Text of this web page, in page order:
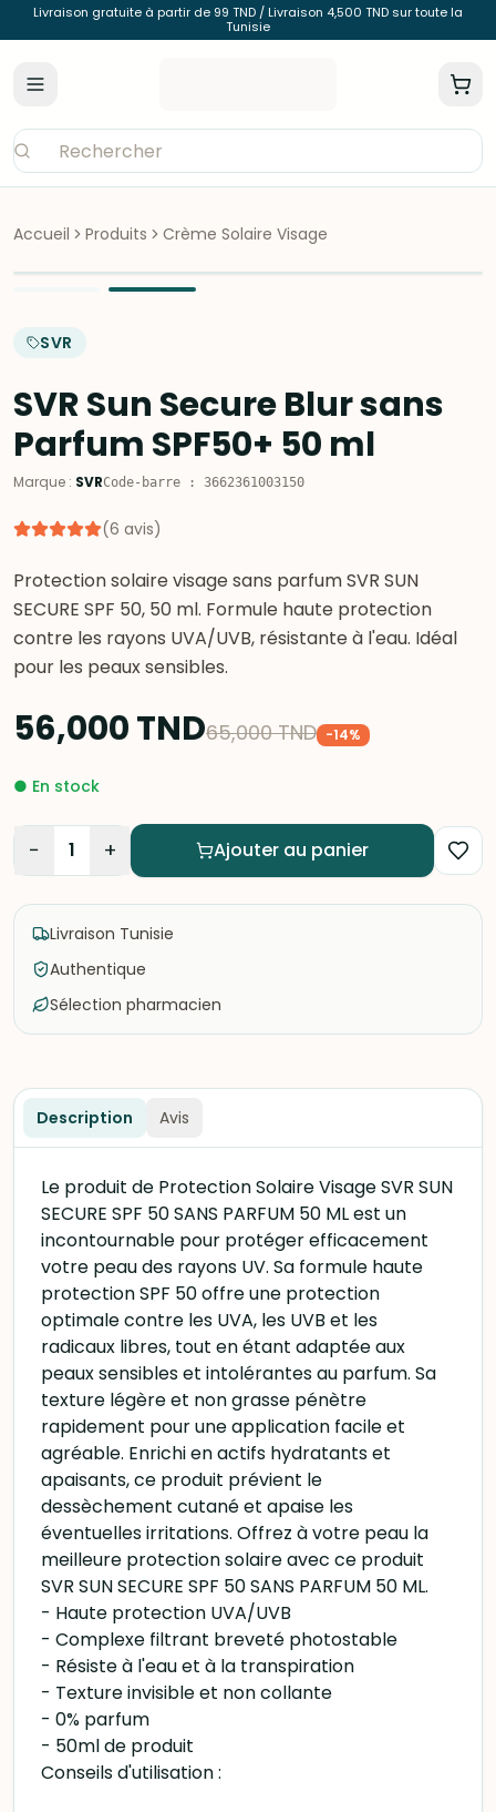
Livraison gratuite à partir de 99 TND / Livraison 4,500 TND sur toute la
Tunisie
Accueil Produits Crème Solaire Visage
SVR
SVR Sun Secure Blur sans
Parfum SPF50+ 50 ml
Marque : SVRCode-barre : 3662361003150
(6 avis)
Protection solaire visage sans parfum SVR SUN
SECURE SPF 50, 50 ml. Formule haute protection
contre les rayons UVA/UVB, résistante à l'eau. Idéal
pour les peaux sensibles.
56,000TND65,000 TND -14%
● En stock
− 1 + Ajouter au panier
Livraison Tunisie
Authentique
Sélection pharmacien
Description Avis
Le produit de Protection Solaire Visage SVR SUN
SECURE SPF 50 SANS PARFUM 50 ML est un
incontournable pour protéger efficacement
votre peau des rayons UV. Sa formule haute
protection SPF 50 offre une protection
optimale contre les UVA, les UVB et les
radicaux libres, tout en étant adaptée aux
peaux sensibles et intolérantes au parfum. Sa
texture légère et non grasse pénètre
rapidement pour une application facile et
agréable. Enrichi en actifs hydratants et
apaisants, ce produit prévient le
dessèchement cutané et apaise les
éventuelles irritations. Offrez à votre peau la
meilleure protection solaire avec ce produit
SVR SUN SECURE SPF 50 SANS PARFUM 50 ML.
- Haute protection UVA/UVB
- Complexe filtrant breveté photostable
- Résiste à l'eau et à la transpiration
- Texture invisible et non collante
- 0% parfum
- 50ml de produit
Conseils d'utilisation :